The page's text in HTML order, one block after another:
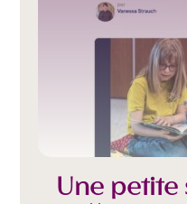
Une petite